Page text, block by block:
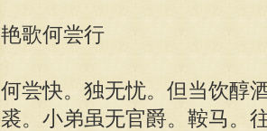
艳歌何尝行
何尝快。独无忧。但当饮醇
裘。小弟虽无官爵。鞍马。